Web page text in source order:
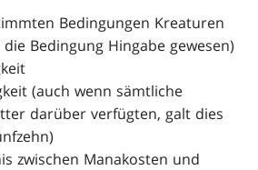
Bedingungen Kreaturen
Bedingung Hingabe gewesen)
(auch wenn sämtliche
darüber verfügten, galt dies
zwischen Manakosten und